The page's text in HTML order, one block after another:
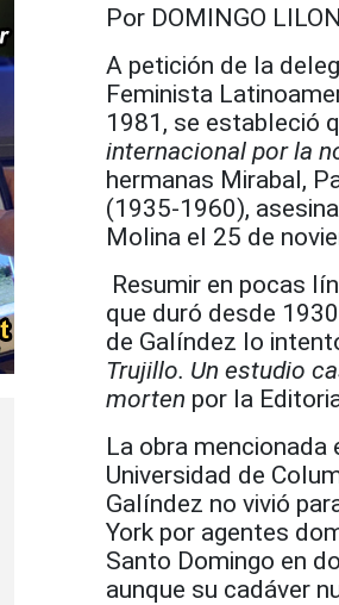
Por DOMINGO LILON
A petición de la
Feminista
1981, se estableció
internacional por la
hermanas Mirabal,
(1935-1960),
Molina el 25 de
Resumir en pocas
que duró desde
de Galíndez lo
Trujillo. Un estudio
morten por la
La obra
Universidad de
Galíndez no vivió
York por agentes
Santo Domingo en
aunque su cadáver